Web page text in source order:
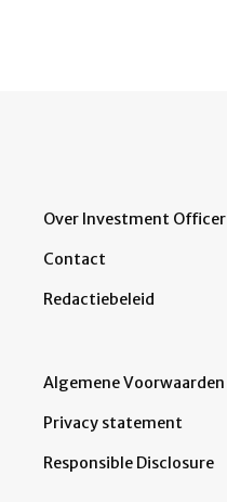
Over Investment Officer
Contact
Redactiebeleid
Algemene Voorwaarden
Privacy statement
Responsible Disclosure